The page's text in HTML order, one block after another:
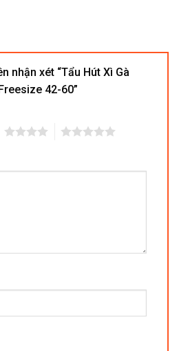
nhận xét “Tẩu Hút Xì Gà
42-60”